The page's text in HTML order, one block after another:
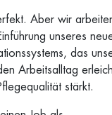
Aber wir
unseres
das
Arbeitsalltag
stärkt.